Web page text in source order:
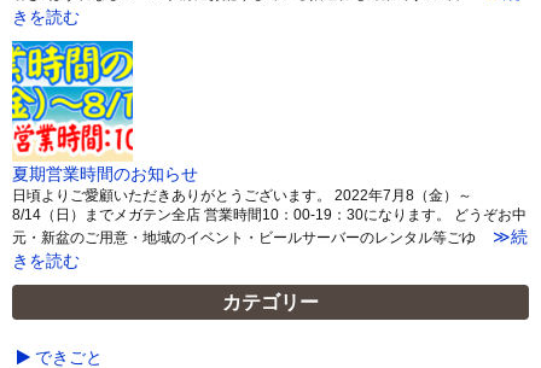
きを読む
夏期営業時間のお知らせ
日頃よりご愛顧いただきありがとうございます。 2022年7月8（金）～
8/14（日）までメガテン全店 営業時間10：00-19：30になります。 どうぞお中
元・新盆のご用意・地域のイベント・ビールサーバーのレンタル等ごゆ
≫続
きを読む
カテゴリー
できごと